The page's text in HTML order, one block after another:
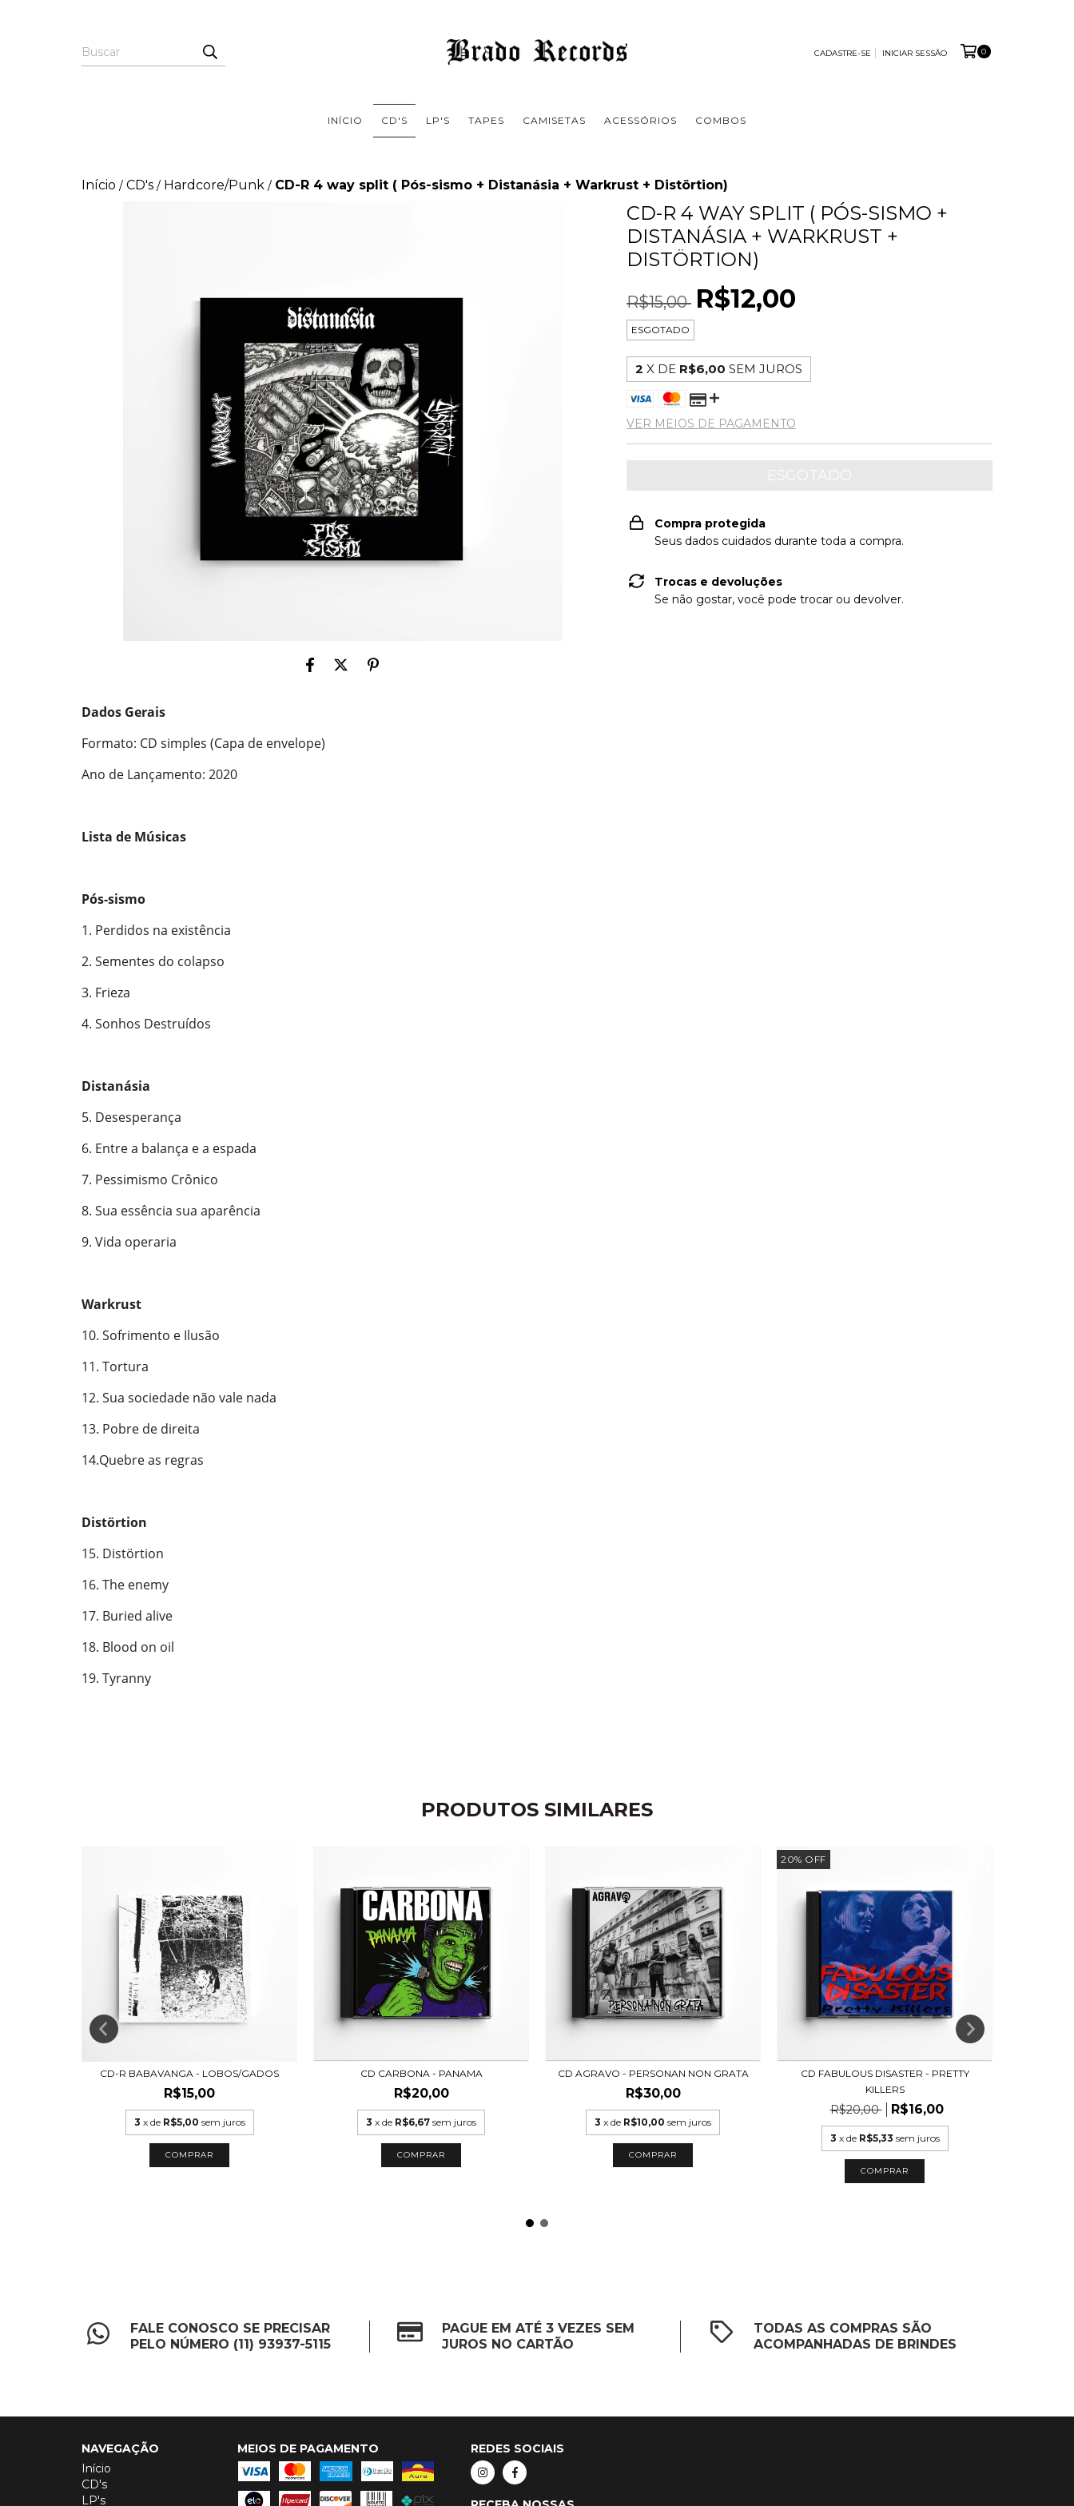
CADASTRE-SE INICIAR SESSÃO 0
INÍCIO CD'S LP'S TAPES CAMISETAS ACESSÓRIOS COMBOS
Início / CD's / Hardcore/Punk / CD-R 4 way split ( Pós-sismo + Distanásia + Warkrust + Distörtion)
Dados Gerais
Formato: CD simples (Capa de envelope)
Ano de Lançamento: 2020
Lista de Músicas
Pós-sismo
1. Perdidos na existência
2. Sementes do colapso
3. Frieza
4. Sonhos Destruídos
Distanásia
5. Desesperança
6. Entre a balança e a espada
7. Pessimismo Crônico
8. Sua essência sua aparência
9. Vida operaria
Warkrust
10. Sofrimento e Ilusão
11. Tortura
12. Sua sociedade não vale nada
13. Pobre de direita
14.Quebre as regras
Distörtion
15. Distörtion
16. The enemy
17. Buried alive
18. Blood on oil
19. Tyranny
CD-R 4 WAY SPLIT ( PÓS-SISMO +
DISTANÁSIA + WARKRUST +
DISTÖRTION)
R$15,00 R$12,00
ESGOTADO
2 X DE R$6,00 SEM JUROS
VER MEIOS DE PAGAMENTO
Compra protegida
Seus dados cuidados durante toda a compra.
Trocas e devoluções
Se não gostar, você pode trocar ou devolver.
PRODUTOS SIMILARES
CD-R BABAVANGA - LOBOS/GADOS
R$15,00
3 x de R$5,00 sem juros
CD CARBONA - PANAMA
R$20,00
3 x de R$6,67 sem juros
CD AGRAVO - PERSONAN NON GRATA
R$30,00
3 x de R$10,00 sem juros
20% OFF
CD FABULOUS DISASTER - PRETTY
KILLERS
R$20,00 R$16,00
3 x de R$5,33 sem juros
FALE CONOSCO SE PRECISAR
PELO NÚMERO (11) 93937-5115
PAGUE EM ATÉ 3 VEZES SEM
JUROS NO CARTÃO
TODAS AS COMPRAS SÃO
ACOMPANHADAS DE BRINDES
NAVEGAÇÃO
Início
CD's
LP's
MEIOS DE PAGAMENTO REDES SOCIAIS